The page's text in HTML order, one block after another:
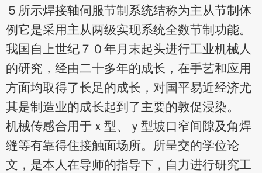
５所示焊接轴伺服节制系统结称为主从节制体
例它是采用主从两级实现系统全数节制功能。
我国自上世纪７０年月末起头进行工业机械人
的研究，经由二十多年的成长，在手艺和应用
方面均取得了长足的成长，对国平易近经济尤
其是制造业的成长起到了主要的敦促浸染。
机械传感合用于ｘ型、ｙ型坡口窄间隙及角焊
缝等有靠得住接触面场所。所呈交的学位论
文，是本人在导师的指导下，自力进行研究工